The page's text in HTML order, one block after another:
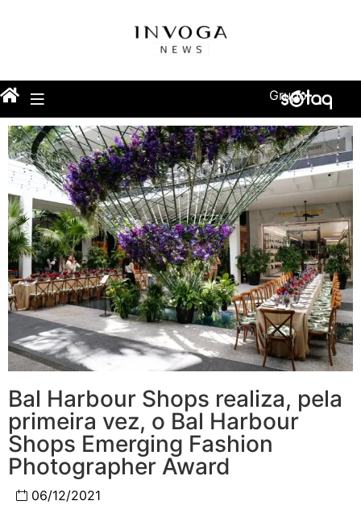
Grupo
Bal Harbour Shops realiza, pela
primeira vez, o Bal Harbour
Shops Emerging Fashion
Photographer Award
06/12/2021